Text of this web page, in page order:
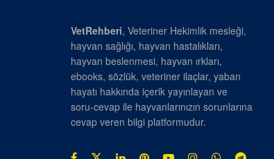
VetRehberi, Veteriner Hekimlik mesleği,
hayvan sağlığı, hayvan hastalıkları,
hayvan beslenmesi, hayvan ırkları,
ebooks, sözlük, veteriner ilaçlar, yaban
hayatı hakkında içerik yayınlayan ve
soru-cevap ile hayvanlarınızın sorunlarına
cevap veren bilgi platformudur.